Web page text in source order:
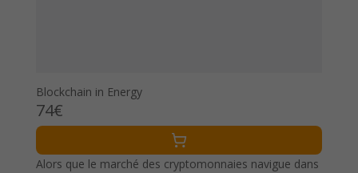
Blockchain in Energy
74€
Alors que le marché des cryptomonnaies navigue dans